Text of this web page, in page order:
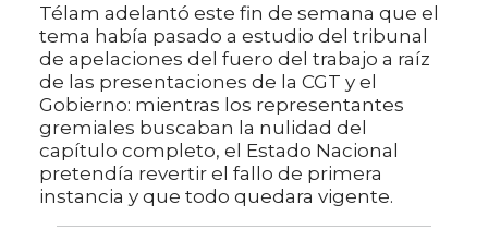
Télam adelantó este fin de semana que el
tema había pasado a estudio del tribunal
de apelaciones del fuero del trabajo a raíz
de las presentaciones de la CGT y el
Gobierno: mientras los representantes
gremiales buscaban la nulidad del
capítulo completo, el Estado Nacional
pretendía revertir el fallo de primera
instancia y que todo quedara vigente.